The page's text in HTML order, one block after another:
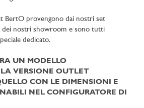
BertO provengono dai nostri set
dei nostri showroom e sono tutti
dedicato.
UN MODELLO
VERSIONE OUTLET
CON LE DIMENSIONI E
NEL CONFIGURATORE DI